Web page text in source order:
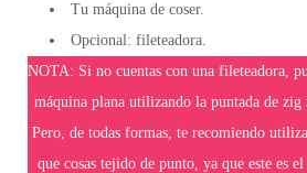
Tu máquina de coser.
Opcional: fileteadora.
NOTA: Si no cuentas con una fileteadora,
máquina plana utilizando la puntada de zig
Pero, de todas formas, te recomiendo
que cosas tejido de punto, ya que este es